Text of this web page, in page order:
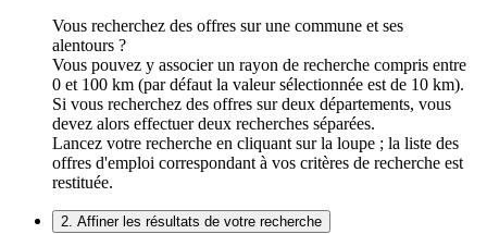
Vous recherchez des offres sur une commune et ses
alentours ?
Vous pouvez y associer un rayon de recherche compris entre
0 et 100 km (par défaut la valeur sélectionnée est de 10 km).
Si vous recherchez des offres sur deux départements, vous
devez alors effectuer deux recherches séparées.
Lancez votre recherche en cliquant sur la loupe ; la liste des
offres d'emploi correspondant à vos critères de recherche est
restituée.
2. Affiner les résultats de votre recherche